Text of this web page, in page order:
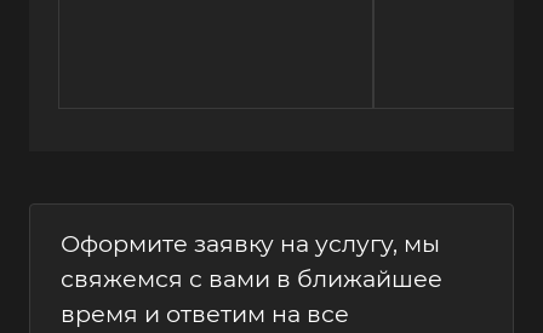
Оформите заявку на услугу, мы
свяжемся с вами в ближайшее
время и ответим на все